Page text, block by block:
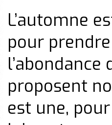
L’automne
pour
proposent
est une,